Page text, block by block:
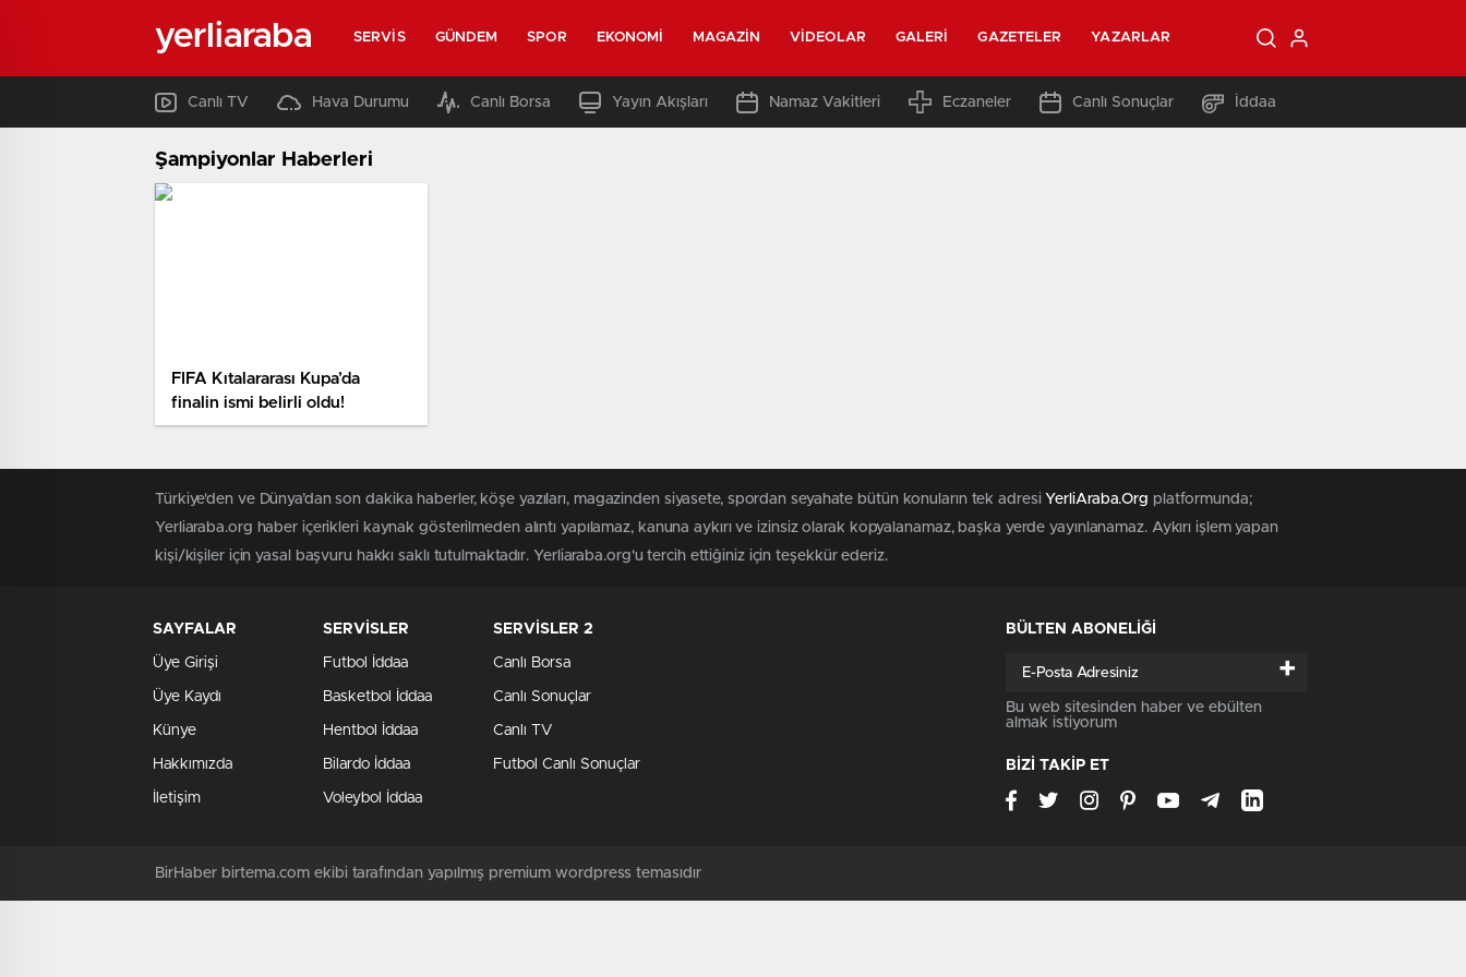
yerliaraba SERVIS GÜNDEM SPOR EKONOMI MAGAZIN VIDEOLAR GALERI GAZETELER YAZARLAR
Canlı TV Hava Durumu Canlı Borsa Yayın Akışları Namaz Vakitleri Eczaneler Canlı Sonuçlar İddaa
Şampiyonlar Haberleri
FIFA Kıtalararası Kupa’da
finalin ismi belirli oldu!
Türkiye'den ve Dünya’dan son dakika haberler, köşe yazıları, magazinden siyasete, spordan seyahate bütün konuların tek adresi YerliAraba.Org platformunda;
Yerliaraba.org haber içerikleri kaynak gösterilmeden alıntı yapılamaz, kanuna aykırı ve izinsiz olarak kopyalanamaz, başka yerde yayınlanamaz. Aykırı işlem yapan
kişi/kişiler için yasal başvuru hakkı saklı tutulmaktadır. Yerliaraba.org'u tercih ettiğiniz için teşekkür ederiz.
SAYFALAR
Üye Girişi
Üye Kaydı
Künye
Hakkımızda
İletişim
SERVİSLER
Futbol İddaa
Basketbol İddaa
Hentbol İddaa
Bilardo İddaa
Voleybol İddaa
SERVİSLER 2
Canlı Borsa
Canlı Sonuçlar
Canlı TV
Futbol Canlı Sonuçlar
BÜLTEN ABONELİĞİ
+
Bu web sitesinden haber ve ebülten
almak istiyorum
BİZİ TAKİP ET
BirHaber birtema.com ekibi tarafından yapılmış premium wordpress temasıdır